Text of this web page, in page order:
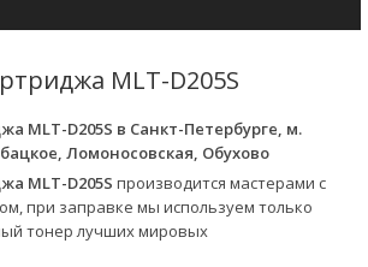
MLT-D205S
MLT-D205S в Санкт-Петербурге, м.
Ломоносовская, Обухово
MLT-D205S производится мастерами с
при заправке мы используем только
тонер лучших мировых